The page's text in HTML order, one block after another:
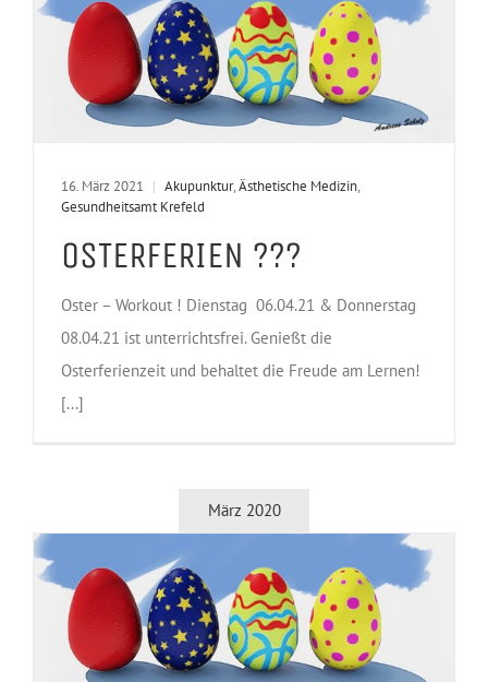
16. März 2021 | Akupunktur,Ästhetische Medizin,
Gesundheitsamt Krefeld
OSTERFERIEN ???
Oster – Workout ! Dienstag 06.04.21 & Donnerstag
08.04.21 ist unterrichtsfrei. Genießt die
Osterferienzeit und behaltet die Freude am Lernen!
[...]
März 2020